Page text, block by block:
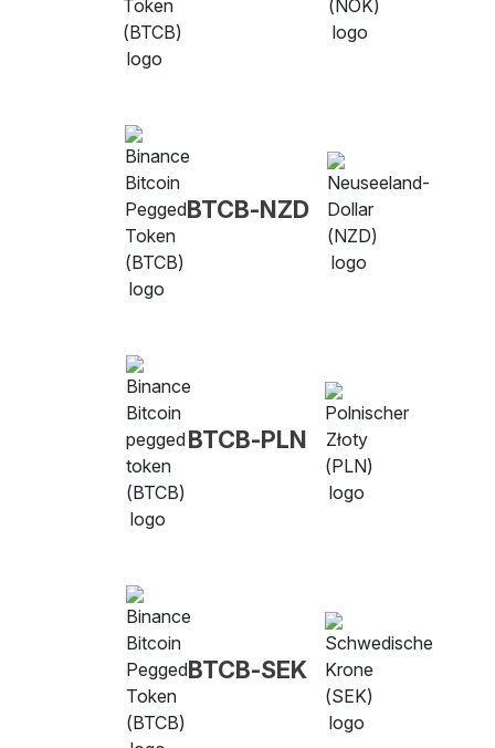
BTCB-NZD
BTCB-PLN
BTCB-SEK